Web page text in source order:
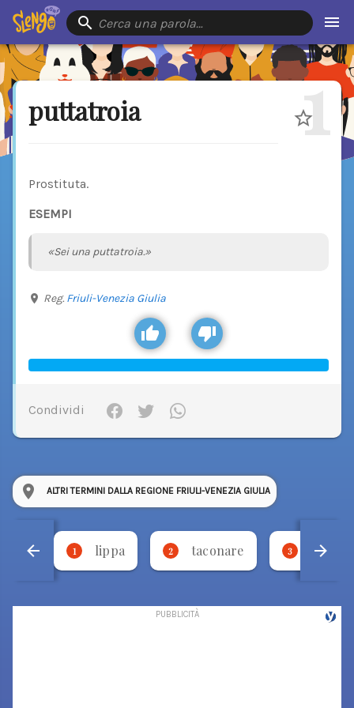
Cerca una parola…
puttatroia 1
Prostituta.
ESEMPI
«Sei una puttatroia.»
Reg. Friuli-Venezia Giulia
Condividi
ALTRI TERMINI DALLA REGIONE FRIULI-VENEZIA GIULIA
1 lippa 2 taconare 3 necca